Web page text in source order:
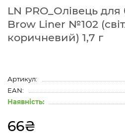
LN PRO_Олівець
Brow Liner №102
коричневий) 1,7 г
Артикул:
EAN:
Наявність:
66₴